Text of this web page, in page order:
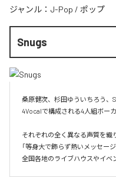
ジャンル： J-Pop / ポップ
Snugs
桑原健次、杉田ゆういちろう、
4Vocalで構成される4人組ボーカ
それぞれの全く異なる声質を織
「等身大で飾らず熱いメッセー
全国各地のライブハウスやイベ